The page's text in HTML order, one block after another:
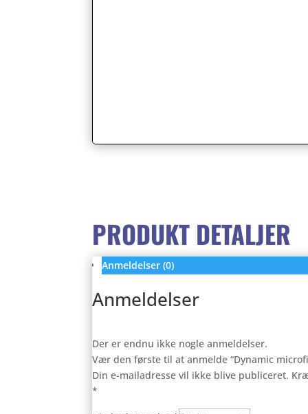
PRODUKT DETALJER
Anmeldelser (0)
Anmeldelser
Der er endnu ikke nogle anmeldelser.
Vær den første til at anmelde “Dynamic
Din e-mailadresse vil ikke blive publiceret.
*